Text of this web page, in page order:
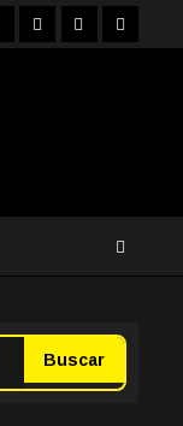
Instagram
YouTubeTwitter
Buscar